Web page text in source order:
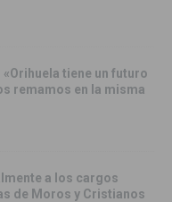
tiene un futuro
remamos en la misma
a los cargos
de Moros y Cristianos